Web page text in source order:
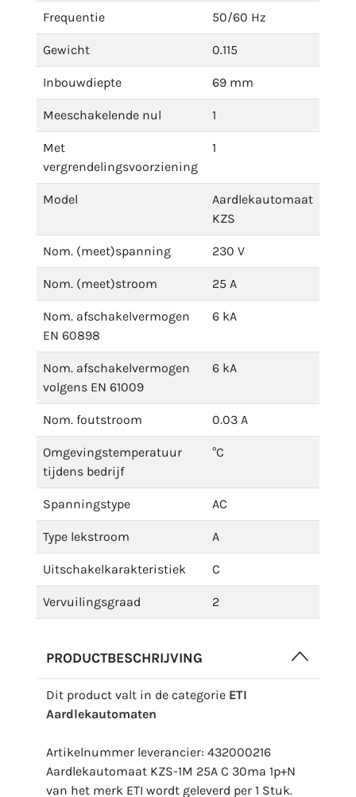
Frequentie 50/60 Hz
Gewicht 0.115
Inbouwdiepte 69 mm
Meeschakelende nul 1
Met
vergrendelingsvoorziening
1
Model
Aardlekautomaat
KZS
Nom. (meet)spanning 230 V
Nom. (meet)stroom 25 A
Nom. afschakelvermogen
EN 60898
6 kA
Nom. afschakelvermogen
volgens EN 61009
6 kA
Nom. foutstroom 0.03 A
Omgevingstemperatuur
tijdens bedrijf
°C
Spanningstype AC
Type lekstroom A
Uitschakelkarakteristiek C
Vervuilingsgraad 2
PRODUCTBESCHRIJVING
Dit product valt in de categorie ETI
Aardlekautomaten
Artikelnummer leverancier: 432000216
Aardlekautomaat KZS-1M 25A C 30ma 1p+N
van het merk ETI wordt geleverd per 1 Stuk.